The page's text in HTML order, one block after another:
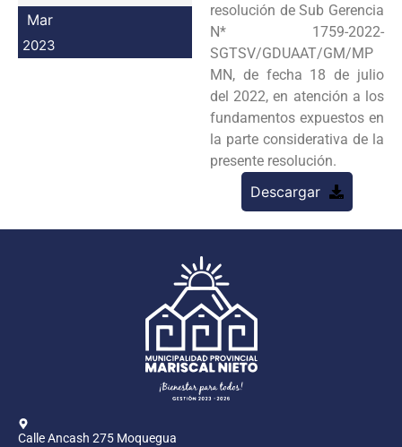
Mar
2023
resolución de Sub Gerencia
N* 1759-2022-
SGTSV/GDUAAT/GM/MP
MN, de fecha 18 de julio
del 2022, en atención a los
fundamentos expuestos en
la parte considerativa de la
presente resolución.
Descargar
Calle Ancash 275 Moquegua